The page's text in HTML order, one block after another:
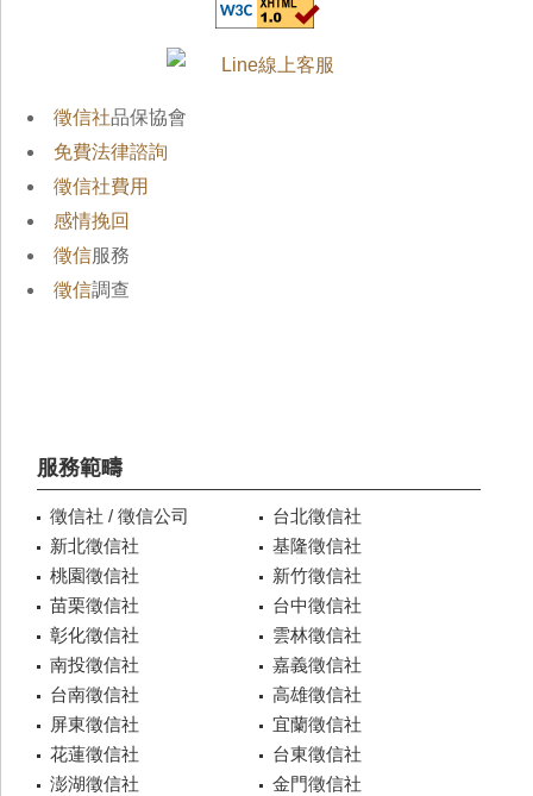
徵信社品保協會
免費法律諮詢
徵信社費用
感情挽回
徵信服務
徵信調查
服務範疇
徵信社 / 徵信公司
台北徵信社
新北徵信社
基隆徵信社
桃園徵信社
新竹徵信社
苗栗徵信社
台中徵信社
彰化徵信社
雲林徵信社
南投徵信社
嘉義徵信社
台南徵信社
高雄徵信社
屏東徵信社
宜蘭徵信社
花蓮徵信社
台東徵信社
澎湖徵信社
金門徵信社